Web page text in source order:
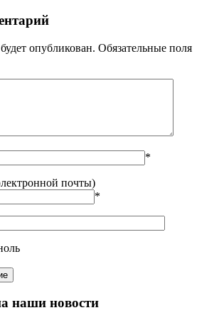
опубликован. Обязательные поля
*
почты)
*
наши новости